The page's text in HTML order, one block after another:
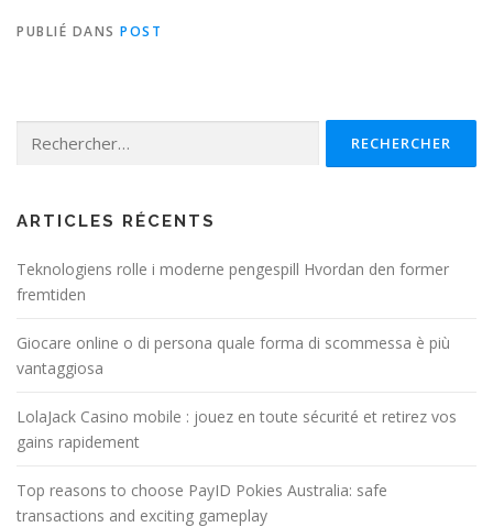
PUBLIÉ DANS POST
ARTICLES RÉCENTS
Teknologiens rolle i moderne pengespill Hvordan den former
fremtiden
Giocare online o di persona quale forma di scommessa è più
vantaggiosa
LolaJack Casino mobile : jouez en toute sécurité et retirez vos
gains rapidement
Top reasons to choose PayID Pokies Australia: safe
transactions and exciting gameplay